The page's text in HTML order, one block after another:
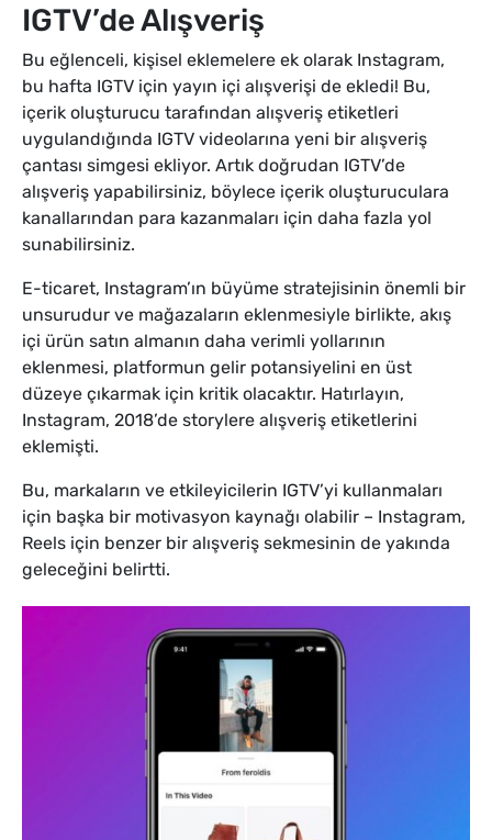
IGTV’de Alışveriş
Bu eğlenceli, kişisel eklemelere ek olarak Instagram,
bu hafta IGTV için yayın içi alışverişi de ekledi! Bu,
içerik oluşturucu tarafından alışveriş etiketleri
uygulandığında IGTV videolarına yeni bir alışveriş
çantası simgesi ekliyor. Artık doğrudan IGTV’de
alışveriş yapabilirsiniz, böylece içerik oluşturuculara
kanallarından para kazanmaları için daha fazla yol
sunabilirsiniz.
E-ticaret, Instagram’ın büyüme stratejisinin önemli bir
unsurudur ve mağazaların eklenmesiyle birlikte, akış
içi ürün satın almanın daha verimli yollarının
eklenmesi, platformun gelir potansiyelini en üst
düzeye çıkarmak için kritik olacaktır. Hatırlayın,
Instagram, 2018’de storylere alışveriş etiketlerini
eklemişti.
Bu, markaların ve etkileyicilerin IGTV’yi kullanmaları
için başka bir motivasyon kaynağı olabilir – Instagram,
Reels için benzer bir alışveriş sekmesinin de yakında
geleceğini belirtti.